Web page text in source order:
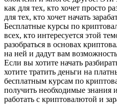
как для тех, кто хочет просто
для тех, кто хочет начать
Бесплатные курсы по
всех, кто интересуется этой
разобраться в основах
на ней и дадут вам
Если вы хотите начать
хотите тратить деньги на
бесплатным курсам по
получить необходимые
работать с криптовалютой и